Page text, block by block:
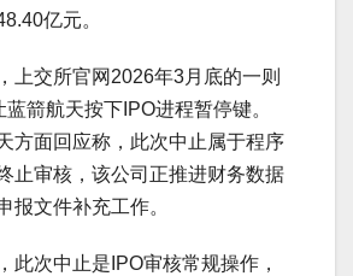
亿元。
上交所官网2026年3月底的一则
蓝箭航天按下IPO进程暂停键。
方面回应称，此次中止属于程序
止审核，该公司正推进财务数据
报文件补充工作。
此次中止是IPO审核常规操作，